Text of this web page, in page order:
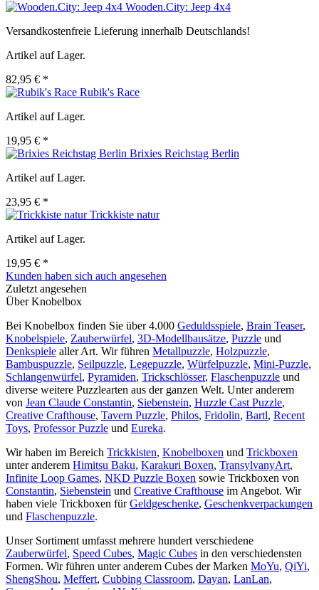
Wooden.City: Jeep 4x4
Versandkostenfreie Lieferung innerhalb Deutschlands!
Artikel auf Lager.
82,95 € *
Rubik's Race
Artikel auf Lager.
19,95 € *
Brixies Reichstag Berlin
Artikel auf Lager.
23,95 € *
Trickkiste natur
Artikel auf Lager.
19,95 € *
Kunden haben sich auch angesehen
Zuletzt angesehen
Über Knobelbox
Bei Knobelbox finden Sie über 4.000 Geduldsspiele, Brain Teaser,
Knobelspiele, Zauberwürfel, 3D-Modellbausätze, Puzzle und
Denkspiele aller Art. Wir führen Metallpuzzle, Holzpuzzle,
Bambuspuzzle, Seilpuzzle, Legepuzzle, Würfelpuzzle, Mini-Puzzle,
Schlangenwürfel, Pyramiden, Trickschlösser, Flaschenpuzzle und
diverse weitere Puzzlearten aus der ganzen Welt. Unter anderem
von Jean Claude Constantin, Siebenstein, Huzzle Cast Puzzle,
Creative Crafthouse, Tavern Puzzle, Philos, Fridolin, Bartl, Recent
Toys, Professor Puzzle und Eureka.
Wir haben im Bereich Trickkisten, Knobelboxen und Trickboxen
unter anderem Himitsu Baku, Karakuri Boxen, TransylvanyArt,
Infinite Loop Games, NKD Puzzle Boxen sowie Trickboxen von
Constantin, Siebenstein und Creative Crafthouse im Angebot. Wir
haben viele Trickboxen fürGeldgeschenke, Geschenkverpackungen
und Flaschenpuzzle.
Unser Sortiment umfasst mehrere hundert verschiedene
Zauberwürfel, Speed Cubes, Magic Cubes in den verschiedensten
Formen. Wir führen unter anderem Cubes der Marken MoYu, QiYi,
ShengShou, Meffert, Cubbing Classroom, Dayan, LanLan,